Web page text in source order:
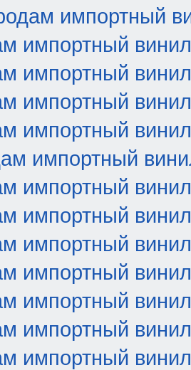
импортный
импортный винил
импортный винил
импортный винил
импортный винил
импортный
импортный винил
импортный винил
импортный винил
импортный винил
импортный винил
импортный винил
импортный винил